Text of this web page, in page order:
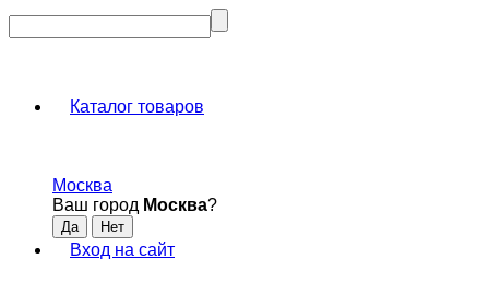
Каталог товаров
Москва
Ваш город Москва?
Вход на сайт